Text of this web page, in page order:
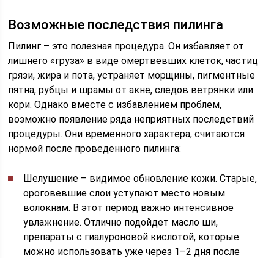
Возможные последствия пилинга
Пилинг – это полезная процедура. Он избавляет от
лишнего «груза» в виде омертвевших клеток, частиц
грязи, жира и пота, устраняет морщины, пигментные
пятна, рубцы и шрамы от акне, следов ветрянки или
кори. Однако вместе с избавлением проблем,
возможно появление ряда неприятных последствий
процедуры. Они временного характера, считаются
нормой после проведенного пилинга:
Шелушение – видимое обновление кожи. Старые,
ороговевшие слои уступают место новым
волокнам. В этот период важно интенсивное
увлажнение. Отлично подойдет масло ши,
препараты с гиалуроновой кислотой, которые
можно использовать уже через 1–2 дня после